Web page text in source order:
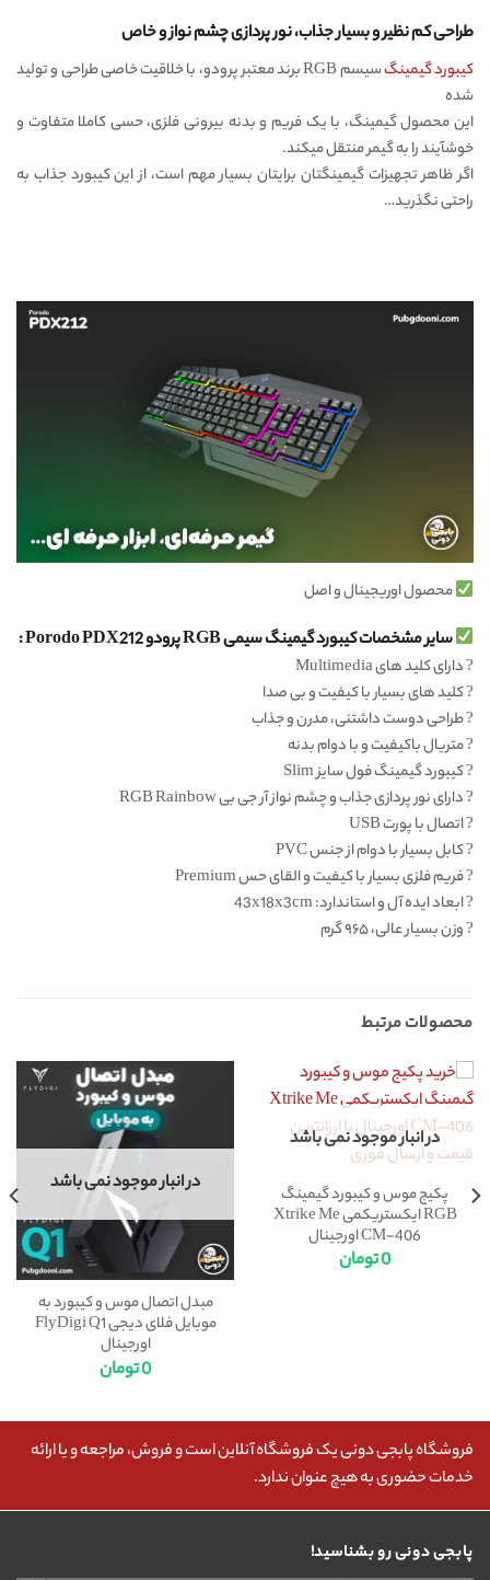
طراحی کم نظیر و بسیار جذاب، نور پردازی چشم نواز و خاص
کیبورد گیمینگ
سیسم RGB برند معتبر پرودو، با خلاقیت خاصی طراحی و تولید
شده
این محصول گیمینگ، با یک فریم و بدنه بیرونی فلزی، حسی کاملا متفاوت و
خوشآیند را به گیمر منتقل میکند.
اگر ظاهر تجهیزات گیمینگتان برایتان بسیار مهم است، از این کیبورد جذاب به
راحتی نگذرید…
محصول اوریجینال و اصل
سایر مشخصات کیبورد گیمینگ سیمی RGB پرودو Porodo PDX212 :
?دارای کلید های Multimedia
?کلید های بسیار با کیفیت و بی صدا
?طراحی دوست داشتنی، مدرن و جذاب
?متریال باکیفیت و با دوام بدنه
?کیبورد گیمینگ فول سایز Slim
?دارای نور پردازی جذاب و چشم نواز آر جی بی RGB Rainbow
?اتصال با پورت USB
?کابل بسیار با دوام از جنس PVC
?فریم فلزی بسیار با کیفیت و القای حس Premium
?ابعاد ایده آل و استاندارد: 43x18x3cm
?وزن بسیار عالی، ۹۶۵ گرم
محصولات مرتبط
در انبار موجود نمی باشد
پکیج موس و کیبورد گیمینگ
RGB ایکستریکمی Xtrike Me
CM-406 اورجینال
0تومان
در انبار موجود نمی باشد
مبدل اتصال موس و کیبورد به
موبایل فلای دیجی FlyDigi Q1
اورجینال
0تومان
فروشگاه پابجی دونی یک فروشگاه آنلاین است و فروش، مراجعه و یا ارائه
خدمات حضوری به هیچ عنوان ندارد.
پابجی دونی رو بشناسید!